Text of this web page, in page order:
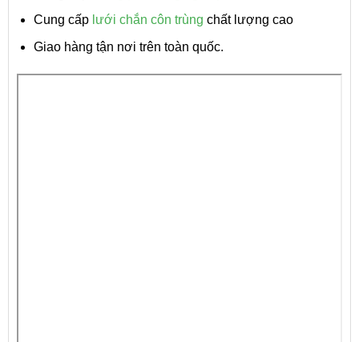
Cung cấp lưới chắn côn trùng chất lượng cao
Giao hàng tận nơi trên toàn quốc.